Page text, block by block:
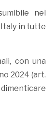
nel
Italy in tutte
con una
2024 (art.